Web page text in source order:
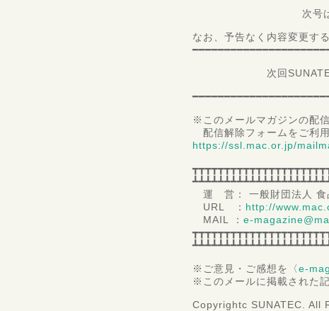
次号は08月01
なお、予告なく内容変更す
次回SUNATEC e－
※このメールマガジンの配
配信解除フォームをご利用
https://ssl.mac.or.jp/
運 営： 一般財団法人 食
URL ： http://
MAIL ： e-
※ご意見・ご感想を〈e-
※このメールに掲載された
Copyrightc SUNATEC. All